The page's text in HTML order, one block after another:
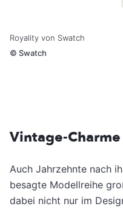
Royality von Swatch
© Swatch
Vintage-
Auch Jahrzehnte nach
besagte Modellreihe
dabei nicht nur im